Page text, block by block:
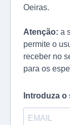
Oeiras.
Atenção: a
permite o
receber no
para os
Introduza o